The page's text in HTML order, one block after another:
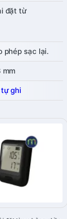
đặt từ
phép sạc lại.
mm
ghi